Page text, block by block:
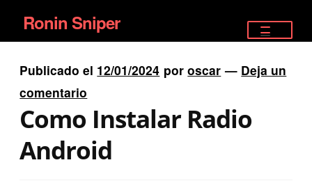
Ir
a
la
navegación
Ir
al
contenido
Ronin Sniper
PISTOLAS
RIFLES DEPORTIVOS
Publicado el 12/01/2024 poroscar — Deja un
comentario
Como Instalar Radio
Android